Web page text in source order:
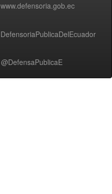
www.defensoria.gob.ec
DefensoriaPublicaDelEcuador
@DefensaPublicaE